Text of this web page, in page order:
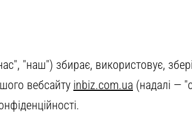
"наш") збирає, використовує,
вебсайту inbiz.com.ua (надалі —